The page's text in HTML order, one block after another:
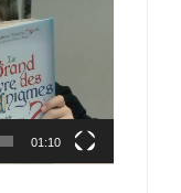
01:10